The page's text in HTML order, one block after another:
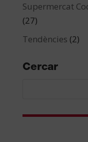
Supermercat
(27)
Tendències (2)
Cercar